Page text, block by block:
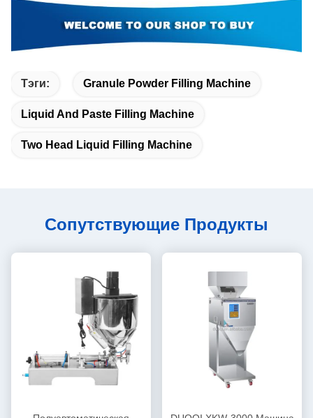
Тэги: Granule Powder Filling Machine
Liquid And Paste Filling Machine
Two Head Liquid Filling Machine
Сопутствующие Продукты